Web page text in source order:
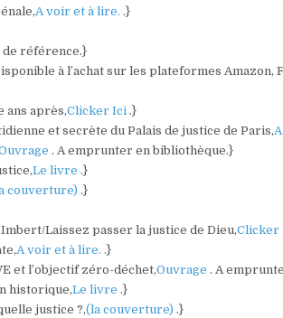
A voir et à lire..}
de référence.}
à l’achat sur les plateformes Amazon,
ans après,Clicker Ici.}
et secrète du Palais de justice de Paris,
. A emprunter en bibliothèque.}
Le livre.}
couverture).}
Imbert/Laissez passer la justice de Dieu,
A voir et à lire..}
et l’objectif zéro-déchet,Ouvrage. A
historique,Le livre.}
justice ?,(la couverture).}